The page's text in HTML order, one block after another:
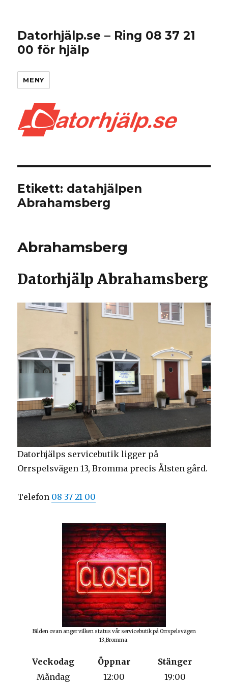
Datorhjälp.se – Ring 08 37 21
00 för hjälp
MENY
Etikett: datahjälpen
Abrahamsberg
Abrahamsberg
Datorhjälp Abrahamsberg
Datorhjälps servicebutik ligger på
Orrspelsvägen 13, Bromma precis Ålsten gård.
Telefon 08 37 21 00
Bilden ovan anger vilken status vår servicebutik på Orrspelsvägen
13,Bromma.
Veckodag Öppnar
Stänger
Måndag
12:00
19:00